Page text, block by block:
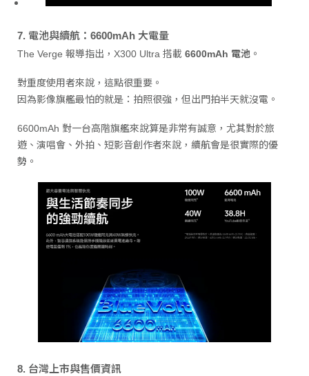
7. 電池與續航：6600mAh 大電量
The Verge 報導指出，X300 Ultra 搭載 6600mAh 電池 。
對重度使用者來說，這點很重要。
因為影像旗艦最怕的就是：拍照很強，但出門拍半天就沒電。
6600mAh 對一台高階旗艦來說算是非常有誠意，尤其對於旅
遊、演唱會、外拍、短影音創作者來說，續航會是很實際的優
勢。
8. 台灣上市與售價資訊